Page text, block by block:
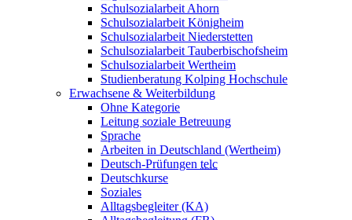
Schulsozialarbeit Ahorn
Schulsozialarbeit Königheim
Schulsozialarbeit Niederstetten
Schulsozialarbeit Tauberbischofsheim
Schulsozialarbeit Wertheim
Studienberatung Kolping Hochschule
Erwachsene & Weiterbildung
Ohne Kategorie
Leitung soziale Betreuung
Sprache
Arbeiten in Deutschland (Wertheim)
Deutsch-Prüfungen telc
Deutschkurse
Soziales
Alltagsbegleiter (KA)